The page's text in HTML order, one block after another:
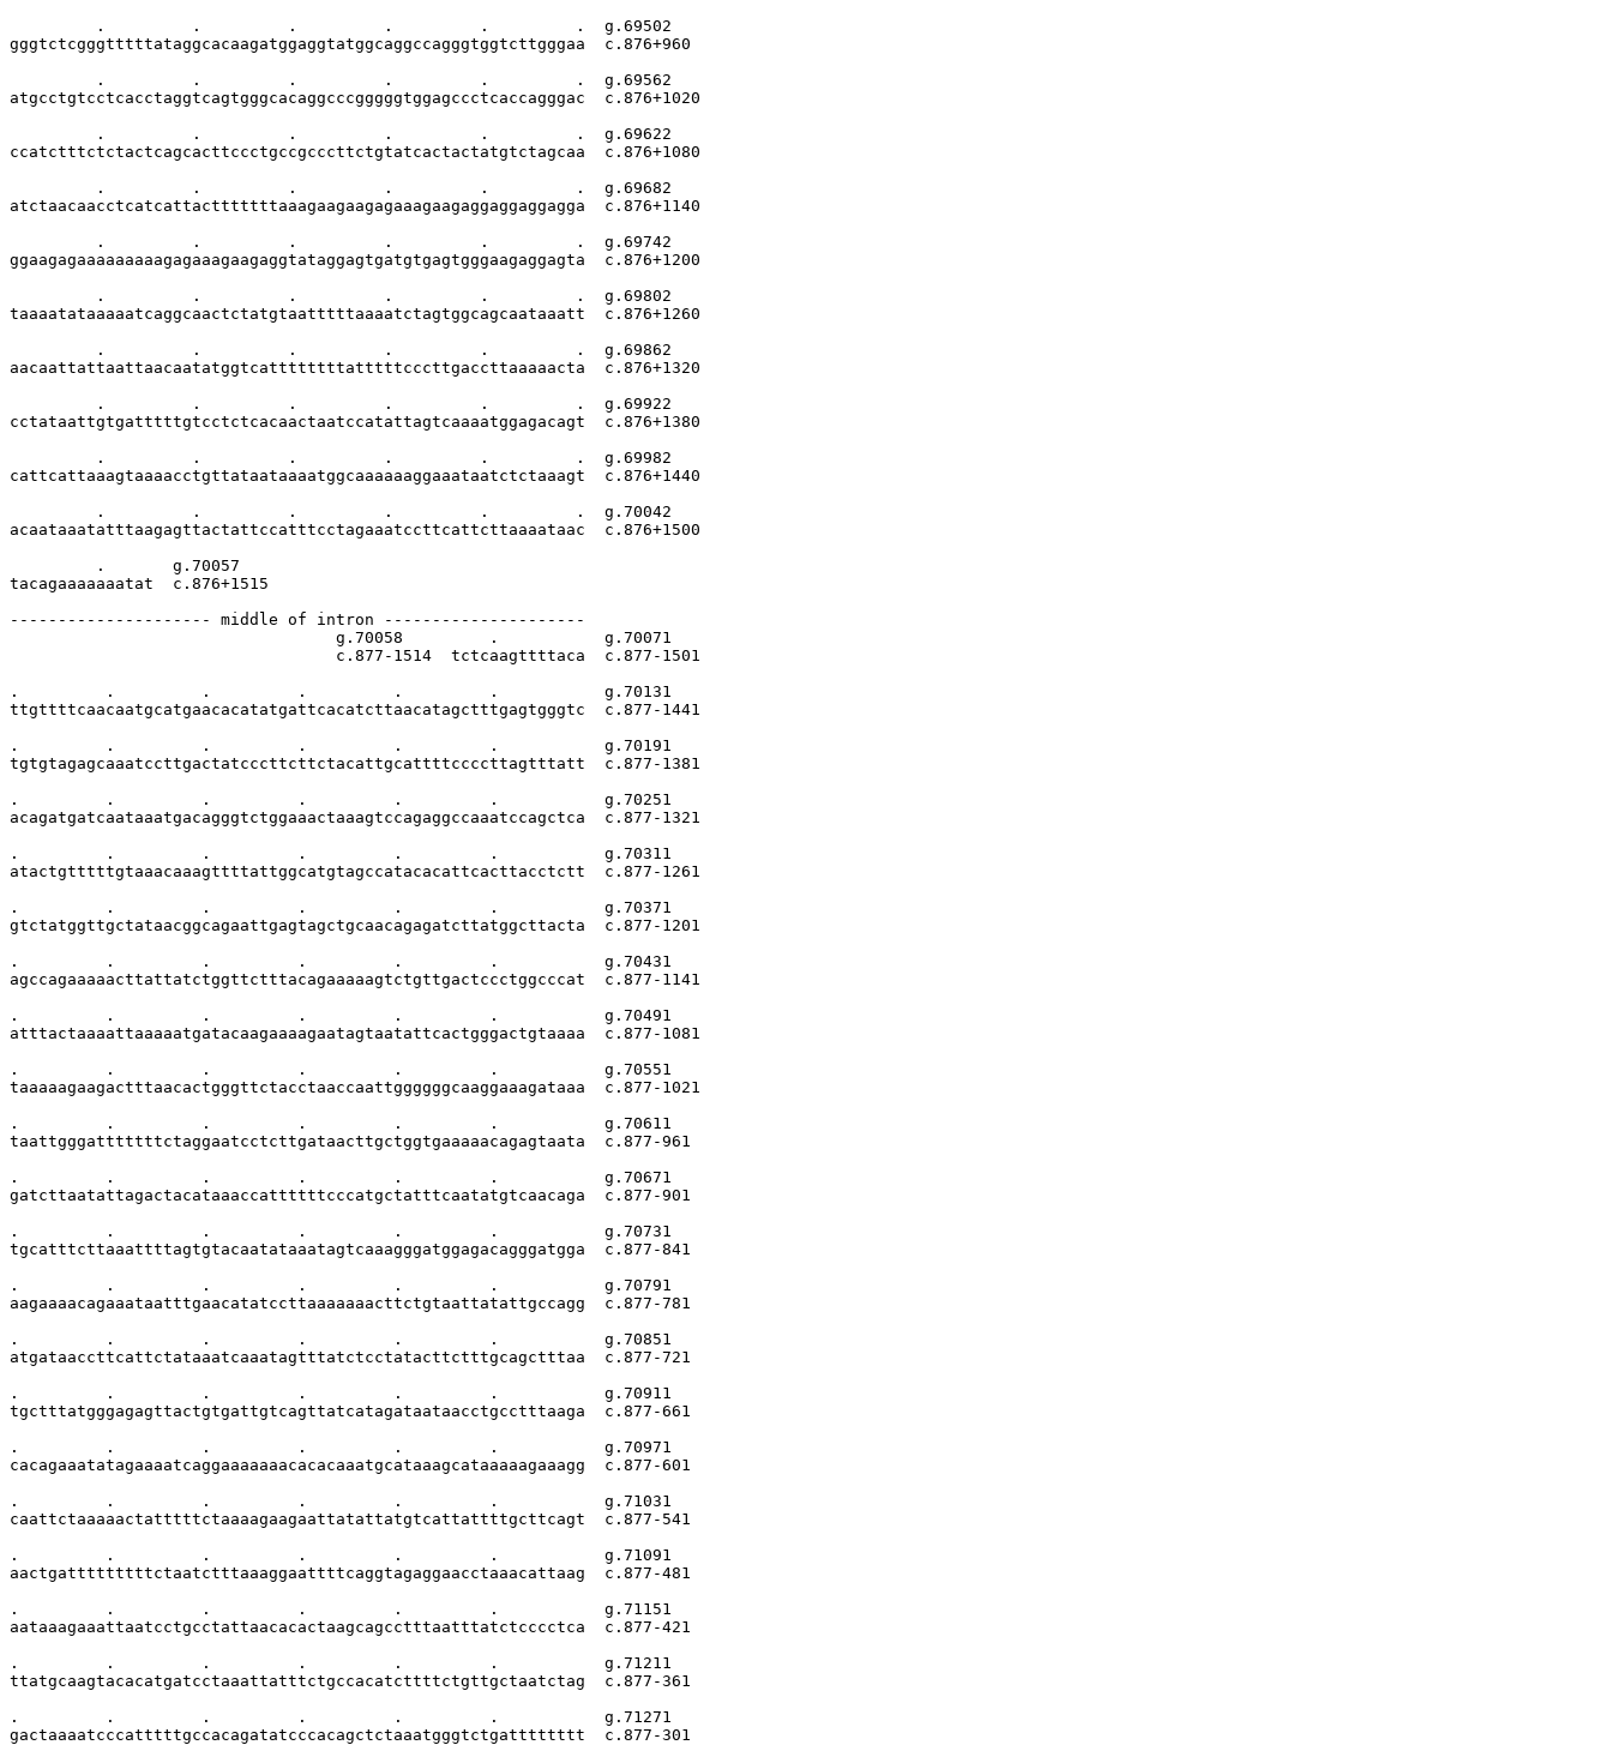
         .         .         .         .         .         .  g.69502
gggtctcgggtttttataggcacaagatggaggtatggcaggccagggtggtcttgggaa  c.876+960
         .         .         .         .         .         .  g.69562
atgcctgtcctcacctaggtcagtgggcacaggcccgggggtggagccctcaccagggac  c.876+1020
         .         .         .         .         .         .  g.69622
ccatctttctctactcagcacttccctgccgcccttctgtatcactactatgtctagcaa  c.876+1080
         .         .         .         .         .         .  g.69682
atctaacaacctcatcattactttttttaaagaagaagagaaagaagaggaggaggagga  c.876+1140
         .         .         .         .         .         .  g.69742
ggaagagaaaaaaaaagagaaagaagaggtataggagtgatgtgagtgggaagaggagta  c.876+1200
         .         .         .         .         .         .  g.69802
taaaatataaaaatcaggcaactctatgtaatttttaaaatctagtggcagcaataaatt  c.876+1260
         .         .         .         .         .         .  g.69862
aacaattattaattaacaatatggtcattttttttatttttcccttgaccttaaaaacta  c.876+1320
         .         .         .         .         .         .  g.69922
cctataattgtgatttttgtcctctcacaactaatccatattagtcaaaatggagacagt  c.876+1380
         .         .         .         .         .         .  g.69982
cattcattaaagtaaaacctgttataataaaatggcaaaaaaggaaataatctctaaagt  c.876+1440
         .         .         .         .         .         .  g.70042
acaataaatatttaagagttactattccatttcctagaaatccttcattcttaaaataac  c.876+1500
         .       g.70057
tacagaaaaaaatat  c.876+1515
--------------------- middle of intron ---------------------
                                  g.70058         .           g.70071
                                  c.877-1514  tctcaagttttaca  c.877-1501
.         .         .         .         .         .           g.70131
ttgttttcaacaatgcatgaacacatatgattcacatcttaacatagctttgagtgggtc  c.877-1441
.         .         .         .         .         .           g.70191
tgtgtagagcaaatccttgactatcccttcttctacattgcattttccccttagtttatt  c.877-1381
.         .         .         .         .         .           g.70251
acagatgatcaataaatgacagggtctggaaactaaagtccagaggccaaatccagctca  c.877-1321
.         .         .         .         .         .           g.70311
atactgtttttgtaaacaaagttttattggcatgtagccatacacattcacttacctctt  c.877-1261
.         .         .         .         .         .           g.70371
gtctatggttgctataacggcagaattgagtagctgcaacagagatcttatggcttacta  c.877-1201
.         .         .         .         .         .           g.70431
agccagaaaaacttattatctggttctttacagaaaaagtctgttgactccctggcccat  c.877-1141
.         .         .         .         .         .           g.70491
atttactaaaattaaaaatgatacaagaaaagaatagtaatattcactgggactgtaaaa  c.877-1081
.         .         .         .         .         .           g.70551
taaaaagaagactttaacactgggttctacctaaccaattggggggcaaggaaagataaa  c.877-1021
.         .         .         .         .         .           g.70611
taattgggatttttttctaggaatcctcttgataacttgctggtgaaaaacagagtaata  c.877-961
.         .         .         .         .         .           g.70671
gatcttaatattagactacataaaccattttttcccatgctatttcaatatgtcaacaga  c.877-901
.         .         .         .         .         .           g.70731
tgcatttcttaaattttagtgtacaatataaatagtcaaagggatggagacagggatgga  c.877-841
.         .         .         .         .         .           g.70791
aagaaaacagaaataatttgaacatatccttaaaaaaacttctgtaattatattgccagg  c.877-781
.         .         .         .         .         .           g.70851
atgataaccttcattctataaatcaaatagtttatctcctatacttctttgcagctttaa  c.877-721
.         .         .         .         .         .           g.70911
tgctttatgggagagttactgtgattgtcagttatcatagataataacctgcctttaaga  c.877-661
.         .         .         .         .         .           g.70971
cacagaaatatagaaaatcaggaaaaaaacacacaaatgcataaagcataaaaagaaagg  c.877-601
.         .         .         .         .         .           g.71031
caattctaaaaactatttttctaaaagaagaattatattatgtcattattttgcttcagt  c.877-541
.         .         .         .         .         .           g.71091
aactgatttttttttctaatctttaaaggaattttcaggtagaggaacctaaacattaag  c.877-481
.         .         .         .         .         .           g.71151
aataaagaaattaatcctgcctattaacacactaagcagcctttaatttatctcccctca  c.877-421
.         .         .         .         .         .           g.71211
ttatgcaagtacacatgatcctaaattatttctgccacatcttttctgttgctaatctag  c.877-361
.         .         .         .         .         .           g.71271
gactaaaatcccatttttgccacagatatcccacagctctaaatgggtctgatttttttt  c.877-301